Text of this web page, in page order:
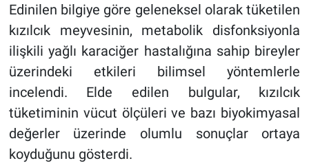
Edinilen bilgiye göre geleneksel olarak tüketilen
kızılcık meyvesinin, metabolik disfonksiyonla
ilişkili yağlı karaciğer hastalığına sahip bireyler
üzerindeki etkileri bilimsel yöntemlerle
incelendi. Elde edilen bulgular, kızılcık
tüketiminin vücut ölçüleri ve bazı biyokimyasal
değerler üzerinde olumlu sonuçlar ortaya
koyduğunu gösterdi.